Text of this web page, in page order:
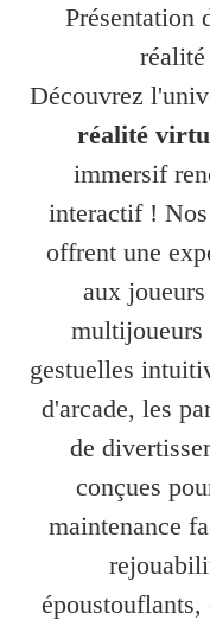
Présentation
Découvrez
réalité
immersif
interactif !
offrent une
aux
multijoueurs
gestuelles
d'arcade, les
de
conçues
maintenance